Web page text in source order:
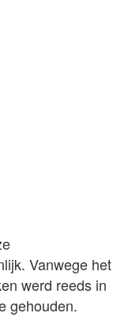
Vanwege het
werd reeds in
gehouden.